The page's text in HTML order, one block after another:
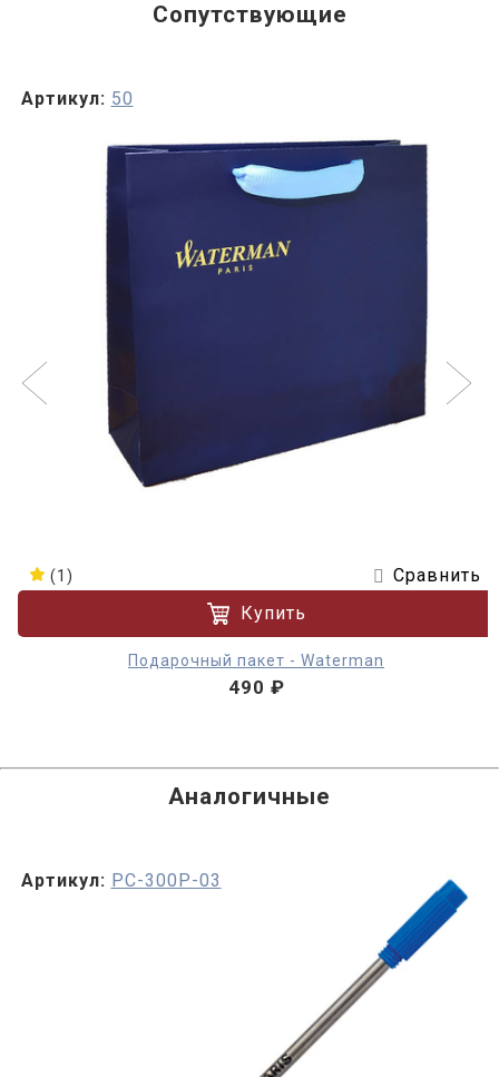
Сопутствующие
Артикул: 50
(1)
Сравнить
Купить
Подарочный пакет - Waterman
490 ₽
Аналогичные
Артикул: PC-300P-03